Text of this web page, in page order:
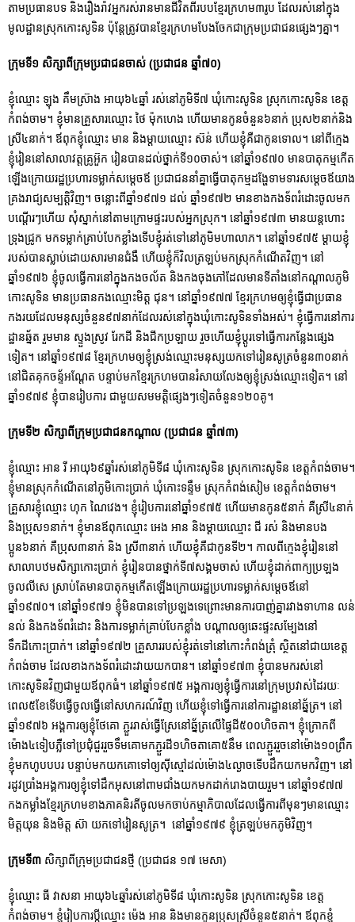
តាមប្រធានបទ និងរឿងរ៉ាវអ្នករស់រានមានជីវិតពីរបបខ្មែរក្រហម៣រូប ដែលរស់នៅក្នុង
មូលដ្ឋានស្រុកកោះសូទិន ប៉ុន្តែត្រូវបានខ្មែរក្រហមបែងចែកជាក្រុមប្រជាជនផ្សេងៗគ្នា។
ក្រុមទី១ សិក្សាពីក្រុមប្រជាជនចាស់ (ប្រជាជន ឆ្នាំ៧០)
ខ្ញុំឈ្មោះ ឡុង គឹមស្រ៊ាង អាយុ៦៤ឆ្នាំ រស់នៅភូមិទី៧ ឃុំកោះសូទិន ស្រុកកោះសូទិន ខេត្ត
កំពង់ចាម។ ខ្ញុំមានគ្រួសារឈ្មោះ ថៃ ម៉ុកហេង ហើយមានកូនចំនួន៦នាក់ ប្រុស២នាក់និង
ស្រី៤នាក់។ ឪពុកខ្ញុំឈ្មោះ មាន និងម្ដាយឈ្មោះ ស៊ន់ ហើយខ្ញុំគឺជាកូនទោល។ នៅពីក្មេង
ខ្ញុំរៀននៅសាលាវត្តគ្រូអ៊ួក រៀនបានដល់ថ្នាក់ទី១០ចាស់។ នៅឆ្នាំ១៩៧០ មានបាតុកម្មកើត
ឡើងក្រោយរដ្ឋប្រហារទម្លាក់សម្ដេចឪ ប្រជាជននាំគ្នាធ្វើបាតុកម្មដង្ហែទាមទារសម្ដេចឪយាង
គ្រងរាជ្យសម្បត្តិវិញ។ ចន្លោះពីឆ្នាំ១៩៧១ ដល់ ឆ្នាំ១៩៧២ មានខាងកងទ័ពរំដោះចូលមក
បណ្ដើរៗហើយ សុំស្នាក់នៅតាមក្រោមផ្ទះរបស់អ្នកស្រុក។ នៅឆ្នាំ១៩៧៣ មានយន្តហោះ
ទ្រុងជ្រូក មកទម្លាក់គ្រាប់បែកខ្លាំងទើបខ្ញុំរត់ទៅនៅភូមិមហាលាភ។ នៅឆ្នាំ១៩៧៥ ម្ដាយខ្ញុំ
របស់បានស្លាប់ដោយសារមានជំងឹ ហើយខ្ញុំក៏វិលត្រឡប់មកស្រុកកំណើតវិញ។ នៅ
ឆ្នាំ១៩៧៦ ខ្ញុំចូលធ្វើការនៅក្នុងកងចល័ត​ និងកងចុងភៅដែលមានទីតាំងនៅកណ្ដាលភូមិ
កោះសូទិន មានប្រធានកងឈ្មោះមិត្ត ជុន។ នៅឆ្នាំ១៩៧៧ ខ្មែរក្រហមឲ្យខ្ញុំធ្វើជាប្រធាន
កងរយដែលមនុស្សចំនួន៩៧នាក់ដែលរស់នៅក្នុងឃុំកោះសូទិនទាំងអស់។ ខ្ញុំធ្វើការនៅការ
ដ្ឋានឆ្ន័ត រួមមាន ស្ទួងស្រូវ រែកដី និងជីកប្រឡាយ រួចហើយខ្ញុំប្តូរទៅធ្វើការកន្លែងផ្សេង
ទៀត។ នៅឆ្នាំ១៩៧៨ ខ្មែរក្រហមឲ្យខ្ញុំស្រង់ឈ្មោះមនុស្សយកទៅរៀនសូត្រចំនួន៣០នាក់
នៅជិតគុកចន័្ទអណ្ដែត បន្ទាប់មកខ្មែរក្រហមបានរំសាយលែងឲ្យខ្ញុំស្រង់ឈ្មោះទៀត។ នៅ
ឆ្នាំ១៩៧៩ ខ្ញុំបានរៀបការ ជាមួយសមមត្តិផ្សេងៗទៀតចំនួន១២០គូ។
ក្រុមទី២ សិក្សាពីក្រុមប្រជាជនកណ្ដាល (ប្រជាជន ឆ្នាំ៧៣)
ខ្ញុំឈ្មោះ អាន រី អាយុ៦៩ឆ្នាំរស់នៅភូមិទី៨ ឃុំកោះសូទិន ស្រុកកោះសូទិន ខេត្តកំពង់ចាម។
ខ្ញុំមានស្រុកកំណើតនៅភូមិកោះប្រាក់ ឃុំកោះទន្ទឹម ស្រុកកំពង់សៀម ខេត្តកំពង់ចាម។
គ្រួសារខ្ញុំឈ្មោះ ហុក ណៃវេង។ ខ្ញុំរៀបការនៅឆ្នាំ១៩៧៥ ហើយមានកូន៥នាក់ គឺស្រី៤នាក់
និងប្រុស១នាក់។ ខ្ញុំមានឪពុកឈ្មោះ អេង អាន និងម្ដាយឈ្មោះ ជី រស់ និងមានបង
ប្អូន៦នាក់ គឺប្រុស៣នាក់ និង ស្រី៣នាក់ ហើយខ្ញុំគឺជាកូនទី២។ កាលពីក្មេងខ្ញុំរៀននៅ
សាលាបឋមសិក្សាកោះប្រាក់ ខ្ញុំរៀនបានថ្នាក់ទី៧សង្គមចាស់ ហើយខ្ញុំដាក់ពាក្យប្រឡង
ចូលលីសេ ស្រាប់តែមានបាតុកម្មកើតឡើងក្រោយរដ្ឋប្រហារទម្លាក់សម្ដេចឪនៅ
ឆ្នាំ១៩៧០។ នៅឆ្នាំ១៩៧១ ខ្ញុំមិនបានទៅប្រឡងទេព្រោះមានការបាញ់គ្នារវាងទាហាន លន់
នល់ និងកងទ័ពរំដោះ និងការទម្លាក់គ្រាប់បែកខ្លាំង បណ្តាលឲ្យឆេះផ្ទះសម្បែងនៅ
ទឹកដីកោះប្រាក់។ នៅឆ្នាំ១៩៧២ គ្រួសាររបស់ខ្ញុំរត់ទៅនៅកោះកំពង់ត្រុំ ស្ថិតនៅជាយខេត្ត
កំពង់ចាម ដែលខាងកងទ័ពរំដោះវាយយកបាន។ នៅឆ្នាំ១៩៧៣ ខ្ញុំបានមករស់នៅ
កោះសូទិនវិញជាមួយឪពុកធំ។ នៅឆ្នាំ១៩៧៥ អង្គការឲ្យខ្ញុំធ្វើការនៅក្រុមប្រវាស់ដៃរយៈ
ពេល៥ខែទើបធ្វើចូលធ្វើនៅសហករណ៍វិញ ហើយខ្ញុំទៅធ្វើការនៅការដ្ឋាននៅឆ្ន័ត្រ។ នៅ
ឆ្នាំ១៩៧៦ អង្គការឲ្យខ្ញុំថែគោ ភ្ជួររាស់ធ្វើស្រែនៅឆ្ន័ត្រលើផ្ទៃដី៥០០ហិចតា។ ខ្ញុំក្រោកពី
ម៉ោង៤ទៀបភ្លឺទៅប្រជុំជួររួចទឹមគោមកភ្ជួរដី១ហិចតាគោ៥នឹម ពេលភ្ជួររួចនៅម៉ោង១០ព្រឹក
ខ្ញុំមកហូបបបរ បន្ទាប់មកយកគោទៅឲ្យស៊ីស្មៅដល់ម៉ោង៤ល្ងាចទើបដឹកយកមកវិញ។ នៅ
រដូវប្រាំងអង្គការឲ្យខ្ញុំទៅដឹកអុសនៅពាមជាំងយកមកដាក់រោងបាយរួម។ នៅឆ្នាំ១៩៧៧
កងកម្លាំងខ្មែរក្រហមខាងភាគនិរតីចូលមកចាប់កម្មាភិបាលដែលធ្វើការពីមុនៗមានឈ្មោះ
មិត្តយុន និងមិត្ត ស៊ា យកទៅរៀនសូត្រ។ នៅឆ្នាំ១៩៧៩ ខ្ញុំត្រឡប់មកភូមិវិញ។
ក្រុមទី៣ សិក្សាពីក្រុមប្រជាជនថ្មី (ប្រជាជន ១៧ មេសា)
ខ្ញុំឈ្មោះ ធី វាសនា អាយុ៦៤ឆ្នាំរស់នៅភូមិទី៨ ឃុំកោះសូទិន ស្រុកកោះសូទិន ខេត្ត
កំពង់ចាម។ ខ្ញុំរៀបការប្ដីឈ្មោះ ម៉េង អាន និងមានកូនប្រុសស្រីចំនួន៥នាក់។ ឪពុកខ្ញុំ